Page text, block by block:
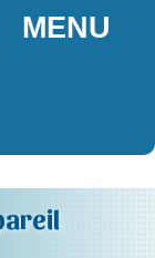
MENU